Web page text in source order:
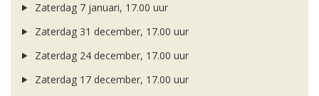
Zaterdag 7 januari, 17.00 uur
Zaterdag 31 december, 17.00 uur
Zaterdag 24 december, 17.00 uur
Zaterdag 17 december, 17.00 uur